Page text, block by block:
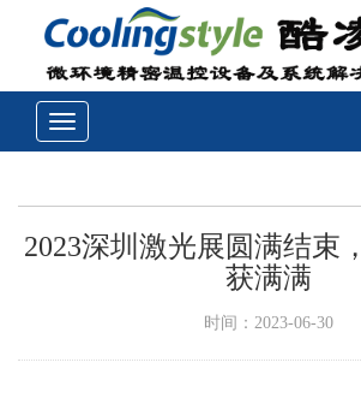
2023深圳激光展圆满结束
获满满
时间：2023-06-30